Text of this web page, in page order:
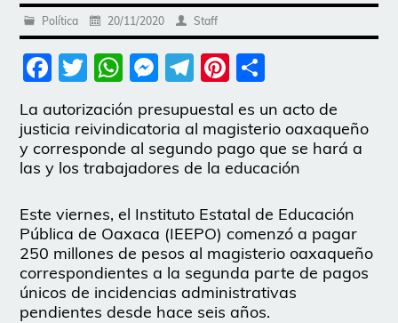
Política 20/11/2020 Staff
Facebook
Twitter
WhatsApp
Messenger
Telegram
Pinterest
La autorización presupuestal es un acto de
justicia reivindicatoria al magisterio oaxaqueño
y corresponde al segundo pago que se hará a
las y los trabajadores de la educación
Este viernes, el Instituto Estatal de Educación
Pública de Oaxaca (IEEPO) comenzó a pagar
250 millones de pesos al magisterio oaxaqueño
correspondientes a la segunda parte de pagos
únicos de incidencias administrativas
pendientes desde hace seis años.